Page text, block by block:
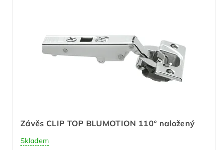
Závěs CLIP TOP BLUMOTION 110° naložený
Skladem